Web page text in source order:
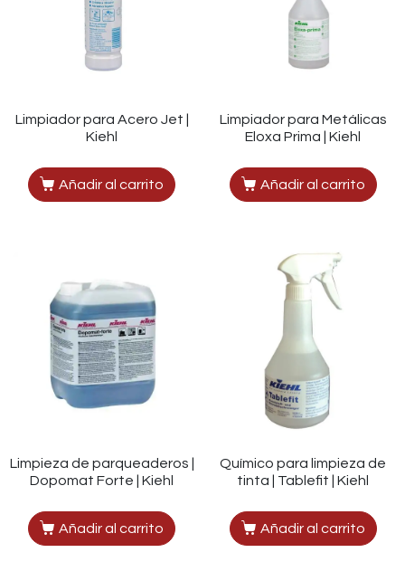
Limpiador para Acero Jet |
Kiehl
Añadir al carrito
Limpiador para Metálicas
Eloxa Prima | Kiehl
Añadir al carrito
Limpieza de parqueaderos |
Dopomat Forte | Kiehl
Añadir al carrito
Químico para limpieza de
tinta | Tablefit | Kiehl
Añadir al carrito